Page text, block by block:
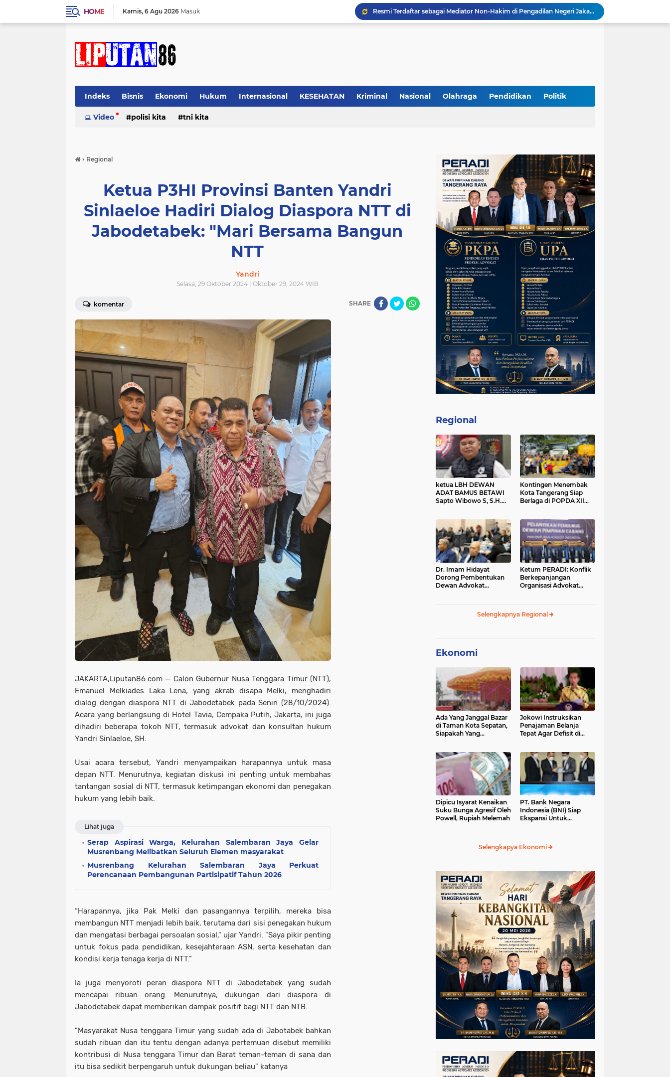
HOME Kamis 6 Agu 2026 Masuk
Resmi Terdaftar sebagai Mediator Non-Hakim di Pengadilan Negeri Jakarta Selatan, Yandri, S.H. Siap Mengedepankan Keadilan Melalui Jalur Perdamaian
Yandri SH Kawal APDESI di Gugatan PSN PIK 2, Tegaskan Komitmen pada Supremasi Hukum
ketua LBH DEWAN ADAT BAMUS BETAWI Sapto Wibowo S, S.H. Jalih Pitoeng Salah Alamat Mengenai Statement di Media
Indeks Bisnis Ekonomi Hukum Internasional KESEHATAN Kriminal Nasional Olahraga Pendidikan Politik
Video polisi kita tni kita
› Regional
Ketua P3HI Provinsi Banten Yandri
Sinlaeloe Hadiri Dialog Diaspora NTT di
Jabodetabek: "Mari Bersama Bangun
NTT
Yandri
Selasa, 29 Oktober 2024 | Oktober 29, 2024 WIB
komentar SHARE
JAKARTA,Liputan86.com — Calon Gubernur Nusa Tenggara Timur (NTT),
Emanuel Melkiades Laka Lena, yang akrab disapa Melki, menghadiri
dialog dengan diaspora NTT di Jabodetabek pada Senin (28/10/2024).
Acara yang berlangsung di Hotel Tavia, Cempaka Putih, Jakarta, ini juga
dihadiri beberapa tokoh NTT, termasuk advokat dan konsultan hukum
Yandri Sinlaeloe, SH.
Usai acara tersebut, Yandri menyampaikan harapannya untuk masa
depan NTT. Menurutnya, kegiatan diskusi ini penting untuk membahas
tantangan sosial di NTT, termasuk ketimpangan ekonomi dan penegakan
hukum yang lebih baik.
Lihat juga
Serap Aspirasi Warga, Kelurahan Salembaran Jaya Gelar
Musrenbang Melibatkan Seluruh Elemen masyarakat
Musrenbang Kelurahan Salembaran Jaya Perkuat
Perencanaan Pembangunan Partisipatif Tahun 2026
“Harapannya, jika Pak Melki dan pasangannya terpilih, mereka bisa
membangun NTT menjadi lebih baik, terutama dari sisi penegakan hukum
dan mengatasi berbagai persoalan sosial," ujar Yandri. "Saya pikir penting
untuk fokus pada pendidikan, kesejahteraan ASN, serta kesehatan dan
kondisi kerja tenaga kerja di NTT.”
Ia juga menyoroti peran diaspora NTT di Jabodetabek yang sudah
mencapai ribuan orang. Menurutnya, dukungan dari diaspora di
Jabodetabek dapat memberikan dampak positif bagi NTT dan NTB.
"Masyarakat Nusa tenggara Timur yang sudah ada di Jabotabek bahkan
sudah ribuan dan itu tentu dengan adanya pertemuan disebut memiliki
kontribusi di Nusa tenggara Timur dan Barat teman-teman di sana dan
itu bisa sedikit berpengaruh untuk dukungan beliau" katanya
Regional
ketua LBH DEWAN
ADAT BAMUS BETAWI
Sapto Wibowo S, S.H.
Statement di Media
Kontingen Menembak
Kota Tangerang Siap
Berlaga di POPDA XII
Dr. Imam Hidayat
Dorong Pembentukan
Dewan Advokat
Ketum PERADI: Konflik
Berkepanjangan
Organisasi Advokat
Selengkapnya Regional
Ekonomi
Ada Yang Janggal Bazar
di Taman Kota Sepatan,
Siapakah Yang
Jokowi Instruksikan
Penajaman Belanja
Tepat Agar Defisit di
Dipicu Isyarat Kenaikan
Suku Bunga Agresif Oleh
Powell, Rupiah Melemah
PT. Bank Negara
Indonesia (BNI) Siap
Ekspansi Untuk
Selengkapya Ekonomi